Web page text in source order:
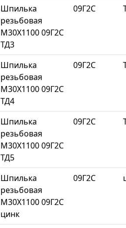
Шпилька
резьбовая
М30Х1100 09Г2С
ТД3
09Г2С
Шпилька
резьбовая
М30Х1100 09Г2С
ТД4
09Г2С
Шпилька
резьбовая
М30Х1100 09Г2С
ТД5
09Г2С
Шпилька
резьбовая
М30Х1100 09Г2С
цинк
09Г2С